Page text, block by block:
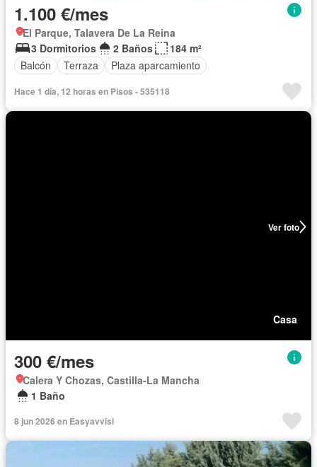
1.100 €/mes
El Parque, Talavera De La Reina
3 Dormitorios
2 Baños
184 m²
Balcón
Terraza Plaza aparcamiento
Hace 1 día, 12 horas en Pisos - 535118
Ver foto
Casa
300 €/mes
Calera Y Chozas, Castilla-La Mancha
1 Baño
8 jun 2026 en Easyavvisi